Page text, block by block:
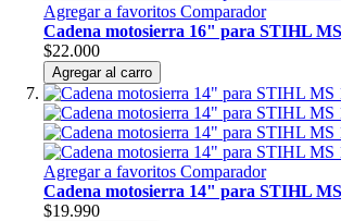
Agregar a favoritos Comparador
Cadena motosierra 16" para STIHL MS
$22.000
Agregar al carro
Agregar a favoritos Comparador
Cadena motosierra 14" para STIHL MS
$19.990